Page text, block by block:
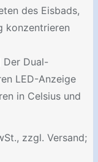
des Eisbads,
konzentrieren
Der Dual-
LED-Anzeige
in Celsius und
zzgl. Versand;